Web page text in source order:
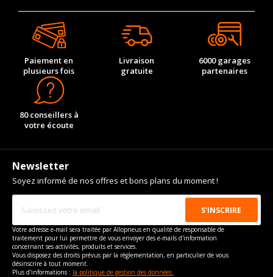
Paiement en
plusieurs fois
Livraison
gratuite
6000 garages
partenaires
80 conseillers à
votre écoute
Newsletter
Soyez informé de nos offres et bons plans du moment !
Votre adresse e-mail sera traitée par Allopneus en qualité de responsable de
traitement pour lui permettre de vous envoyer des e-mails d'information
concernant ses activités, produits et services.
Vous disposez des droits prévus par la règlementation, en particulier de vous
désinscrire à tout moment.
Plus d'informations : la politique de gestion des données.